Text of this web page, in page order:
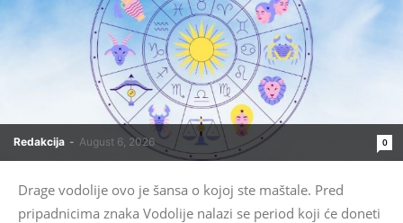
Redakcija - August 6, 2026 0
Drage vodolije ovo je šansa o kojoj ste maštale. Pred
pripadnicima znaka Vodolije nalazi se period koji će doneti